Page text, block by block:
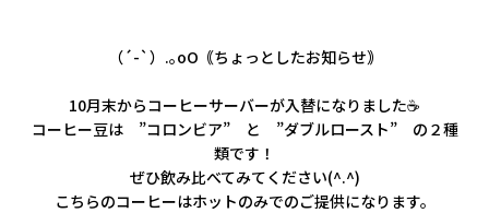
（´-`）.｡oO｟ちょっとしたお知らせ｠
10月末からコーヒーサーバーが入替になりました☕
コーヒー豆は ”コロンビア” と ”ダブルロースト” の２種
類です！
ぜひ飲み比べてみてください(^.^)
こちらのコーヒーはホットのみでのご提供になります。